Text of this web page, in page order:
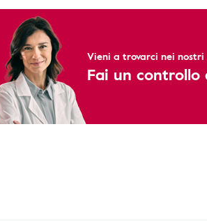
Vieni a trovarci nei nostri
Fai un controllo